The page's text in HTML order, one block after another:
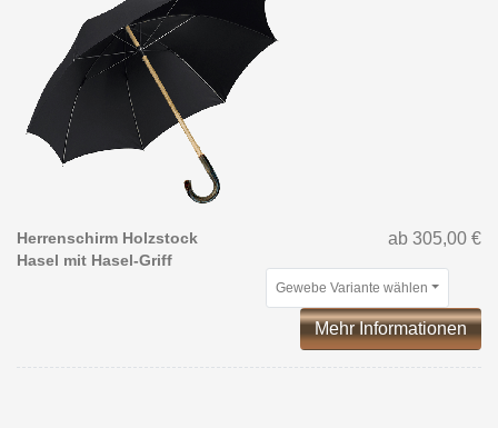
Herrenschirm Holzstock
Hasel mit Hasel-Griff
ab 305,00 €
Gewebe Variante wählen
Mehr Informationen